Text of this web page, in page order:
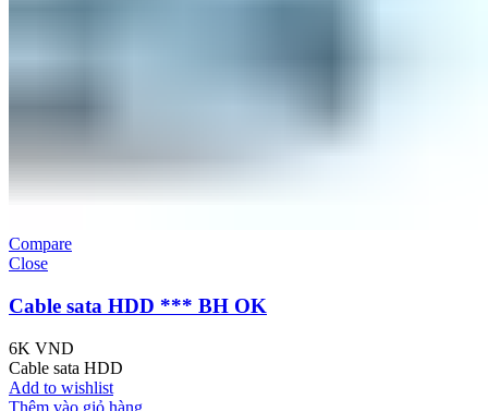
Compare
Close
Cable sata HDD *** BH OK
6K VND
Cable sata HDD
Add to wishlist
Thêm vào giỏ hàng